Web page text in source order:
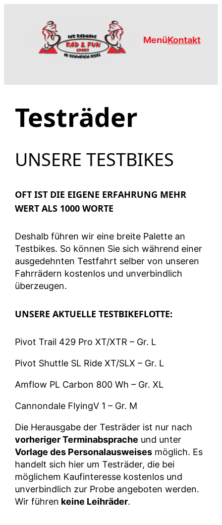
MenüKontakt
Testräder
UNSERE TESTBIKES
OFT IST DIE EIGENE ERFAHRUNG MEHR
WERT ALS 1000 WORTE
Deshalb führen wir eine breite Palette an
Testbikes. So können Sie sich während einer
ausgedehnten Testfahrt selber von unseren
Fahrrädern kostenlos und unverbindlich
überzeugen.
UNSERE AKTUELLE TESTBIKEFLOTTE:
Pivot Trail 429 Pro XT/XTR – Gr. L
Pivot Shuttle SL Ride XT/SLX – Gr. L
Amflow PL Carbon 800 Wh – Gr. XL
Cannondale FlyingV 1 – Gr. M
Die Herausgabe der Testräder ist nur nach
vorheriger Terminabsprache und unter
Vorlage des Personalausweises möglich. Es
handelt sich hier um Testräder, die bei
möglichem Kaufinteresse kostenlos und
unverbindlich zur Probe angeboten werden.
Wir führen keine Leihräder.